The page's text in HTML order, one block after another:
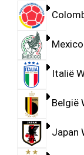
Italië
België
Japan